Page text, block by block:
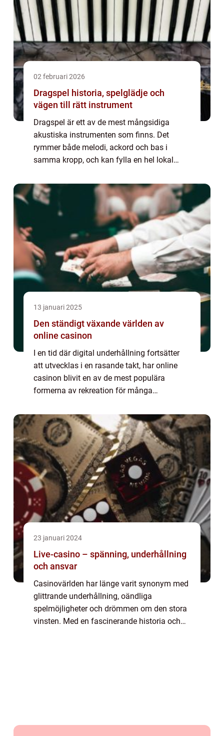
02 februari 2026
Dragspel historia, spelglädje och
vägen till rätt instrument
Dragspel är ett av de mest mångsidiga
akustiska instrumenten som finns. Det
rymmer både melodi, ackord och bas i
samma kropp, och kan fylla en hel lokal
förknippas dragspel ofta med folkdans,
visaftnar och dansba...
13 januari 2025
Den ständigt växande världen av
online casinon
I en tid där digital underhållning fortsätter
att utvecklas i en rasande takt, har online
casinon blivit en av de mest populära
formerna av rekreation för många
23 januari 2024
Live-casino – spänning, underhållning
och ansvar
Casinovärlden har länge varit synonym med
glittrande underhållning, oändliga
spelmöjligheter och drömmen om den stora
vinsten. Med en fascinerande historia och